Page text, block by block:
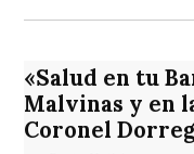
«Salud en tu
Malvinas y en
Coronel